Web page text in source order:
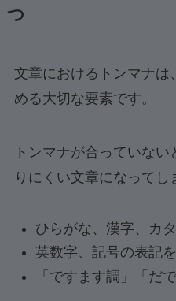
つ
文章におけるトンマナは
める大切な要素です。
トンマナが合っていな
りにくい文章になってし
ひらがな、漢字、カ
英数字、記号の表記
「ですます調」「だ